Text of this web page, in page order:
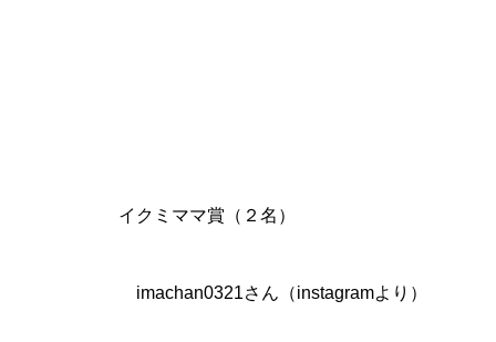
イクミママ賞（２名）
imachan0321さん（instagramより）